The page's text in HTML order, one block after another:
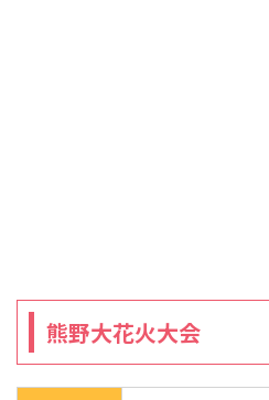
熊野大花火大会